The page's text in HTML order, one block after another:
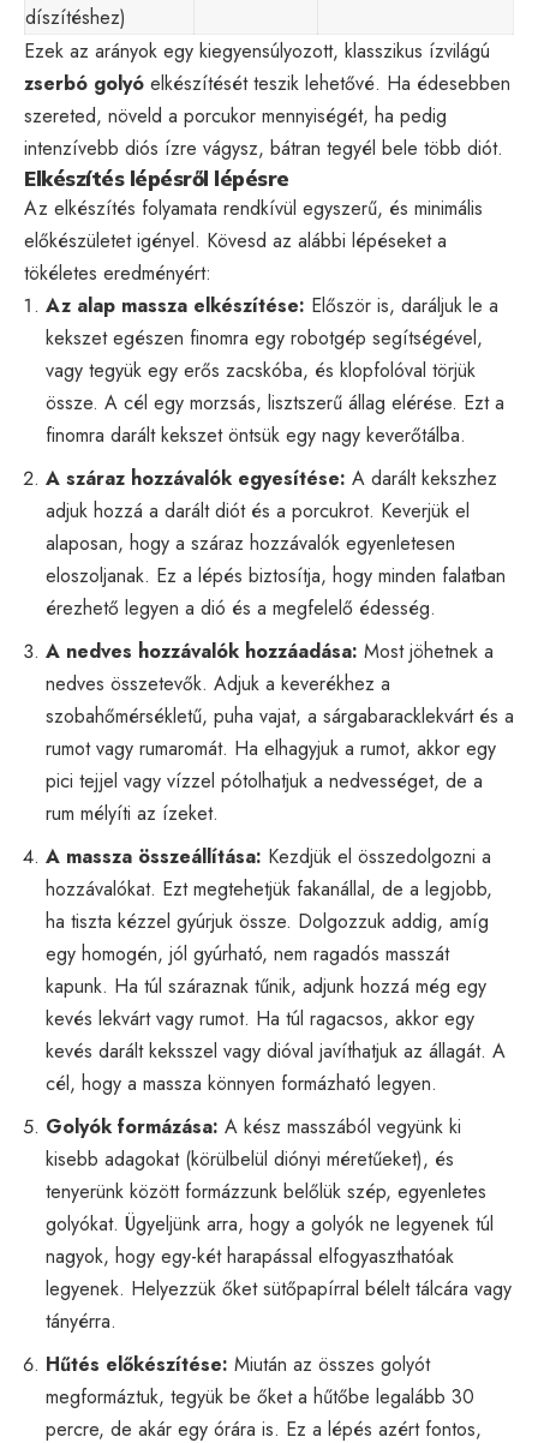
díszítéshez)
Ezek az arányok egy kiegyensúlyozott, klasszikus ízvilágú
zserbó golyó elkészítését teszik lehetővé. Ha édesebben
szereted, növeld a porcukor mennyiségét, ha pedig
intenzívebb diós ízre vágysz, bátran tegyél bele több diót.
Elkészítés lépésről lépésre
Az elkészítés folyamata rendkívül egyszerű, és minimális
előkészületet igényel. Kövesd az alábbi lépéseket a
tökéletes eredményért:
Az alap massza elkészítése: Először is, daráljuk le a
kekszet egészen finomra egy robotgép segítségével,
vagy tegyük egy erős zacskóba, és klopfolóval törjük
össze. A cél egy morzsás, lisztszerű állag elérése. Ezt a
finomra darált kekszet öntsük egy nagy keverőtálba.
A száraz hozzávalók egyesítése: A darált kekszhez
adjuk hozzá a darált diót és a porcukrot. Keverjük el
alaposan, hogy a száraz hozzávalók egyenletesen
eloszoljanak. Ez a lépés biztosítja, hogy minden falatban
érezhető legyen a dió és a megfelelő édesség.
A nedves hozzávalók hozzáadása: Most jöhetnek a
nedves összetevők. Adjuk a keverékhez a
szobahőmérsékletű, puha vajat, a sárgabaracklekvárt és a
rumot vagy rumaromát. Ha elhagyjuk a rumot, akkor egy
pici tejjel vagy vízzel pótolhatjuk a nedvességet, de a
rum mélyíti az ízeket.
A massza összeállítása: Kezdjük el összedolgozni a
hozzávalókat. Ezt megtehetjük fakanállal, de a legjobb,
ha tiszta kézzel gyúrjuk össze. Dolgozzuk addig, amíg
egy homogén, jól gyúrható, nem ragadós masszát
kapunk. Ha túl száraznak tűnik, adjunk hozzá még egy
kevés lekvárt vagy rumot. Ha túl ragacsos, akkor egy
kevés darált keksszel vagy dióval javíthatjuk az állagát. A
cél, hogy a massza könnyen formázható legyen.
Golyók formázása: A kész masszából vegyünk ki
kisebb adagokat (körülbelül diónyi méretűeket), és
tenyerünk között formázzunk belőlük szép, egyenletes
golyókat. Ügyeljünk arra, hogy a golyók ne legyenek túl
nagyok, hogy egy-két harapással elfogyaszthatóak
legyenek. Helyezzük őket sütőpapírral bélelt tálcára vagy
tányérra.
Hűtés előkészítése: Miután az összes golyót
megformáztuk, tegyük be őket a hűtőbe legalább 30
percre, de akár egy órára is. Ez a lépés azért fontos,